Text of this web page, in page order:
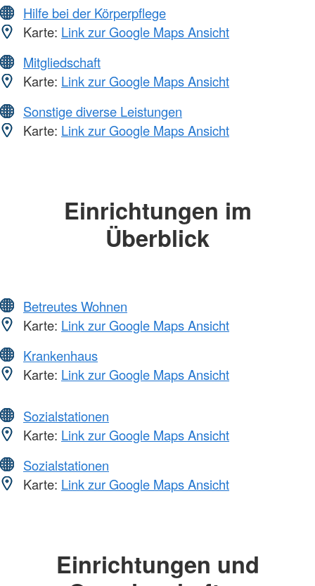
Hilfe bei der Körperpflege
Karte: Link zur Google Maps Ansicht
Mitgliedschaft
Karte: Link zur Google Maps Ansicht
Sonstige diverse Leistungen
Karte: Link zur Google Maps Ansicht
Einrichtungen im
Überblick
Betreutes Wohnen
Karte: Link zur Google Maps Ansicht
Krankenhaus
Karte: Link zur Google Maps Ansicht
Sozialstationen
Karte: Link zur Google Maps Ansicht
Sozialstationen
Karte: Link zur Google Maps Ansicht
Einrichtungen und